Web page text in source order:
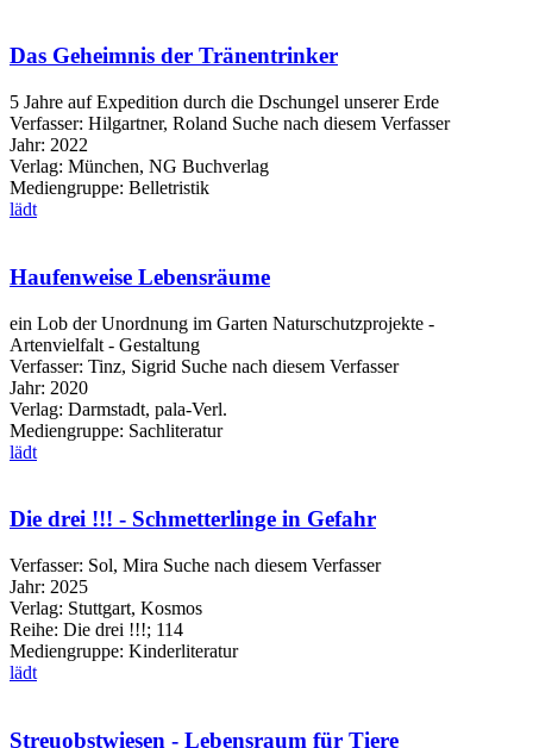
Das Geheimnis der Tränentrinker
5 Jahre auf Expedition durch die Dschungel unserer Erde
Verfasser: Hilgartner, Roland Suche nach diesem Verfasser
Jahr: 2022
Verlag: München, NG Buchverlag
Mediengruppe: Belletristik
lädt
Haufenweise Lebensräume
ein Lob der Unordnung im Garten Naturschutzprojekte -
Artenvielfalt - Gestaltung
Verfasser: Tinz, Sigrid Suche nach diesem Verfasser
Jahr: 2020
Verlag: Darmstadt, pala-Verl.
Mediengruppe: Sachliteratur
lädt
Die drei !!! - Schmetterlinge in Gefahr
Verfasser: Sol, Mira Suche nach diesem Verfasser
Jahr: 2025
Verlag: Stuttgart, Kosmos
Reihe: Die drei !!!; 114
Mediengruppe: Kinderliteratur
lädt
Streuobstwiesen - Lebensraum für Tiere